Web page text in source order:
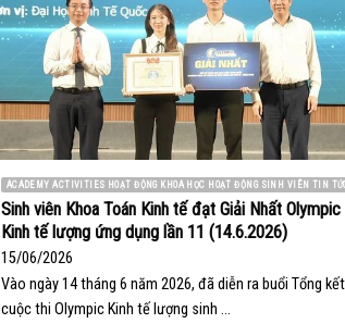
ACADEMY ACTIVITIES HOẠT ĐỘNG KHOA HỌC HOẠT ĐỘNG SINH VIÊN TIN
Sinh viên Khoa Toán Kinh tế đạt Giải Nhất Olympic
Kinh tế lượng ứng dụng lần 11 (14.6.2026)
15/06/2026
Vào ngày 14 tháng 6 năm 2026, đã diễn ra buổi Tổng kết
cuộc thi Olympic Kinh tế lượng sinh …